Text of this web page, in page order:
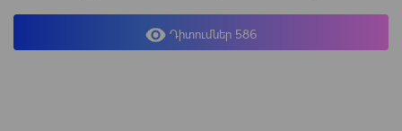
Դիտումներ 586